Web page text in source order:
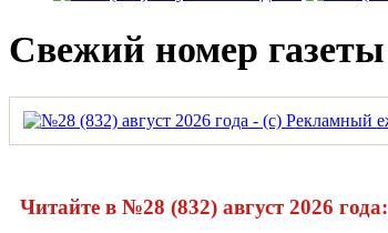
Свежий номер газеты
Читайте в №28 (832) август 2026 года: